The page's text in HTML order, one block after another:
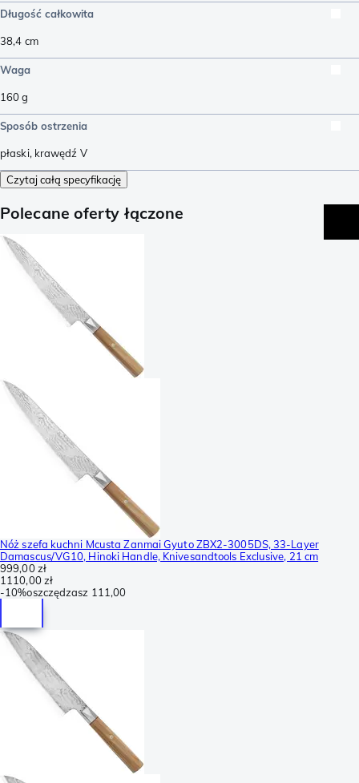
Długość całkowita
38,4 cm
Waga
160g
Sposób ostrzenia
płaski, krawędź V
Czytaj całą specyfikację
Polecane oferty łączone
Nóż szefa kuchni Mcusta Zanmai Gyuto ZBX2-3005DS, 33-Layer
Damascus/VG10, Hinoki Handle, Knivesandtools Exclusive, 21 cm
999,00 zł
1110,00 zł
-10%oszczędzasz 111,00